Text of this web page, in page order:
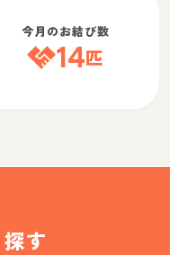
今月のお結び数
14匹
す